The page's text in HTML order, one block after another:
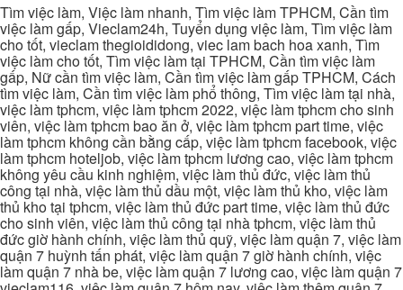
Tìm việc làm, Việc làm nhanh, Tìm việc làm TPHCM, Cần tìm
việc làm gấp, Vieclam24h, Tuyển dụng việc làm, Tìm việc làm
cho tốt, vieclam thegioididong, viec lam bach hoa xanh, Tìm
việc làm cho tốt, Tìm việc làm tại TPHCM, Cần tìm việc làm
gấp, Nữ cần tìm việc làm, Cần tìm việc làm gấp TPHCM, Cách
tìm việc làm, Cần tìm việc làm phổ thông, Tìm việc làm tại nhà,
việc làm tphcm, việc làm tphcm 2022, việc làm tphcm cho sinh
viên, việc làm tphcm bao ăn ở, việc làm tphcm part time, việc
làm tphcm không cần bằng cấp, việc làm tphcm facebook, việc
làm tphcm hoteljob, việc làm tphcm lương cao, việc làm tphcm
không yêu cầu kinh nghiệm, việc làm thủ đức, việc làm thủ
công tại nhà, việc làm thủ dầu một, việc làm thủ kho, việc làm
thủ kho tại tphcm, việc làm thủ đức part time, việc làm thủ đức
cho sinh viên, việc làm thủ công tại nhà tphcm, việc làm thủ
đức giờ hành chính, việc làm thủ quỹ, việc làm quận 7, việc làm
quận 7 huỳnh tấn phát, việc làm quận 7 giờ hành chính, việc
làm quận 7 nhà be, việc làm quận 7 lương cao, việc làm quận 7